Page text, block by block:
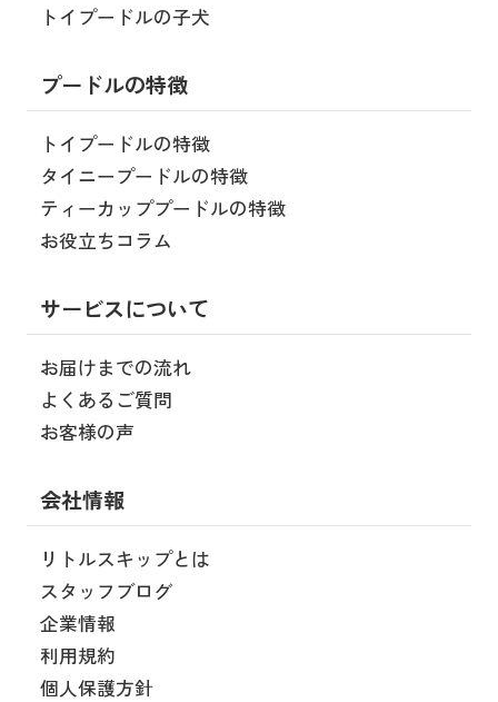
トイプードルの子犬
プードルの特徴
トイプードルの特徴
タイニープードルの特徴
ティーカッププードルの特徴
お役立ちコラム
サービスについて
お届けまでの流れ
よくあるご質問
お客様の声
会社情報
リトルスキップとは
スタッフブログ
企業情報
利用規約
個人保護方針